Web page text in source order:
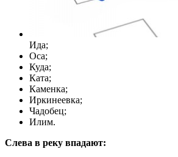
Ида;
Оса;
Куда;
Ката;
Каменка;
Иркинеевка;
Чадобец;
Илим.
Слева в реку впадают: